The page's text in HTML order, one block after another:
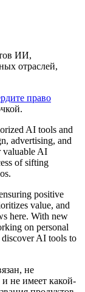
ИИ,
отраслей,
право
AI tools and
advertising, and
valuable AI
of sifting
positive
value, and
here. With new
on personal
AI tools to
не
не имеет какой-